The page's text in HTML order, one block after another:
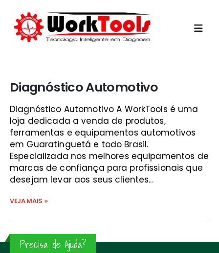
Diagnóstico Automotivo
Diagnóstico Automotivo A WorkTools é uma
loja dedicada a venda de produtos,
ferramentas e equipamentos automotivos
em Guaratinguetá e todo Brasil.
Especializada nos melhores equipamentos de
marcas de confiança para profissionais que
desejam levar aos seus clientes...
VEJA MAIS +
Precisa de Ajuda?